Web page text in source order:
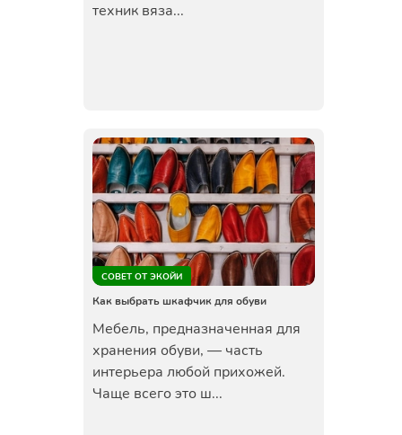
техник вяза...
СОВЕТ ОТ ЭКОЙИ
Как выбрать шкафчик для обуви
Мебель, предназначенная для
хранения обуви, — часть
интерьера любой прихожей.
Чаще всего это ш...